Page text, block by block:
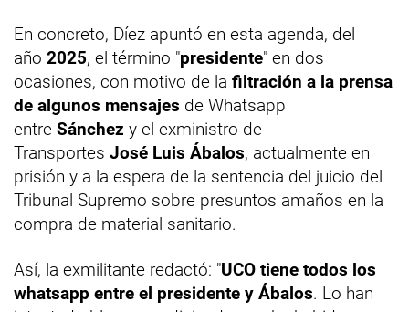
En concreto, Díez apuntó en esta agenda, del
año 2025, el término "presidente" en dos
ocasiones, con motivo de la filtración a la prensa
de algunos mensajes de Whatsapp
entre Sánchez y el exministro de
Transportes José Luis Ábalos, actualmente en
prisión y a la espera de la sentencia del juicio del
Tribunal Supremo sobre presuntos amaños en la
compra de material sanitario.
Así, la exmilitante redactó: "UCO tiene todos los
whatsapp entre el presidente y Ábalos. Lo han